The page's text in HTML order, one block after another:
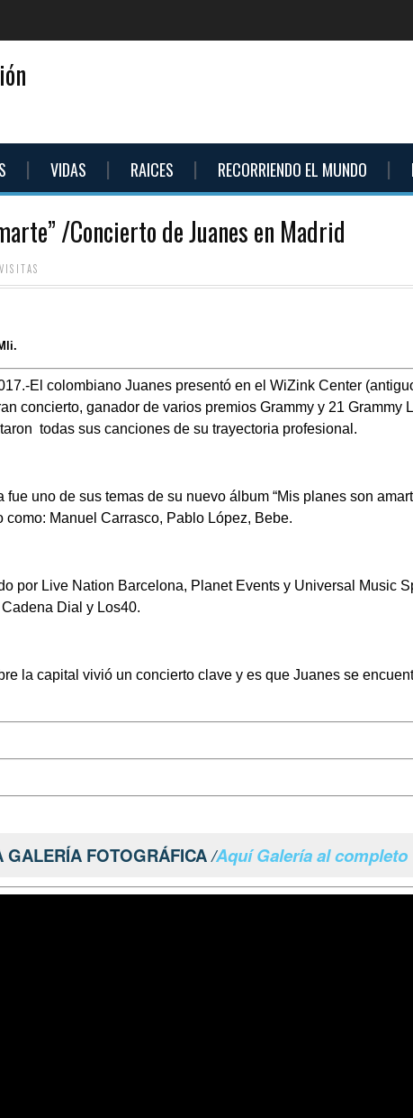
VIDAS RAICES RECORRIENDO EL MUNDO
/Concierto de Juanes en Madrid
El colombiano Juanes presentó en el WiZink Center
concierto, ganador de varios premios Grammy y 21 Grammy
todas sus canciones de su trayectoria profesional.
uno de sus temas de su nuevo álbum “Mis planes son
como: Manuel Carrasco, Pablo López, Bebe.
por Live Nation Barcelona, Planet Events y Universal Music
Dial y Los40.
la capital vivió un concierto clave y es que Juanes se
GALERÍA FOTOGRÁFICA/Aquí Galería al completo